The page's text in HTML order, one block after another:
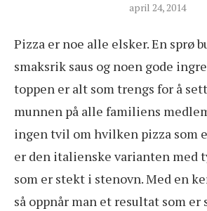
april 24, 2014
Pizza er noe alle elsker. En sprø
smaksrik saus og noen gode
toppen er alt som trengs for å
munnen på alle familiens
ingen tvil om hvilken pizza som
er den italienske varianten med
som er stekt i stenovn. Med en
så oppnår man et resultat som er